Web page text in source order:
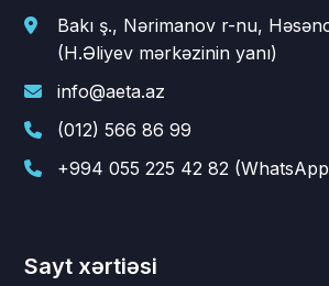
Bakı ş., Nərimanov r-nu,
(H.Əliyev mərkəzinin yanı)
info@aeta.az
(012) 566 86 99
+994 055 225 42 82
Sayt xərtiəsi